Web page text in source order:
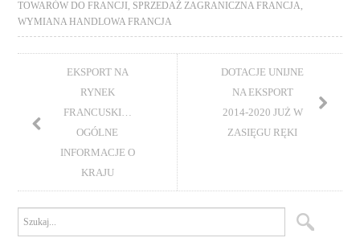
TOWARÓW DO FRANCJI
SPRZEDAŻ ZAGRANICZNA FRANCJA
WYMIANA HANDLOWA FRANCJA
EKSPORT NA
RYNEK
FRANCUSKI…
OGÓLNE
INFORMACJE O
KRAJU
DOTACJE UNIJNE
NA EKSPORT
2014-2020 JUŻ W
ZASIĘGU RĘKI